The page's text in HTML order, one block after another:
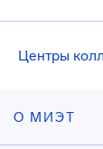
Центры
О МИЭТ